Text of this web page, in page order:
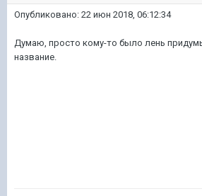
Опубликовано: 22 июн 2018, 06:12:34
Думаю, просто кому-то было лень
название.